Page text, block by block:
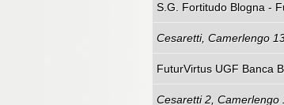
S.G. Fortitudo Blogna -
Cesaretti, Camerlengo
FuturVirtus UGF Banca
Cesaretti 2, Camerlengo